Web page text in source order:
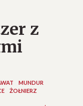
z
MUNDUR
ŻOŁNIERZ